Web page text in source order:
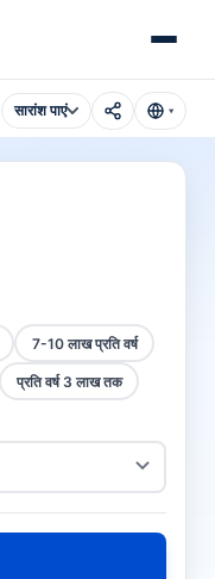
सारांश पाएं ▾
7-10 लाख प्रति वर्ष
प्रति वर्ष 3 लाख तक